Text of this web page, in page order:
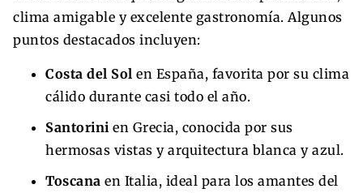
clima amigable y excelente gastronomía. Algunos
puntos destacados incluyen:
Costa del Sol en España, favorita por su clima
cálido durante casi todo el año.
Santorini en Grecia, conocida por sus
hermosas vistas y arquitectura blanca y azul.
Toscana en Italia, ideal para los amantes del